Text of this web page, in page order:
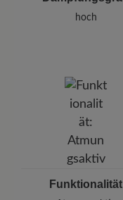
hoch
Funktionalität